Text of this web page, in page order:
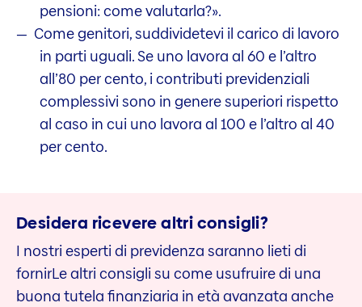
pensioni: come valutarla?».
Come genitori, suddividetevi il carico di lavoro
in parti uguali. Se uno lavora al 60 e l’altro
all’80 per cento, i contributi previdenziali
complessivi sono in genere superiori rispetto
al caso in cui uno lavora al 100 e l’altro al 40
per cento.
Desidera ricevere altri consigli?
I nostri esperti di previdenza saranno lieti di
fornirLe altri consigli su come usufruire di una
buona tutela finanziaria in età avanzata anche